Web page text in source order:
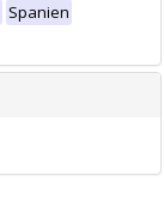
Spanien